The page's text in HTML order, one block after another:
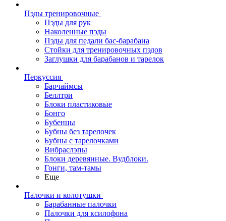
Пэды тренировочные
Пэды для рук
Наколенные пэды
Пэды для педали бас-барабана
Стойки для тренировочных пэдов
Заглушки для барабанов и тарелок
Перкуссия
Барчаймсы
Беллтри
Блоки пластиковые
Бонго
Бубенцы
Бубны без тарелочек
Бубны с тарелочками
Вибраслэпы
Блоки деревянные. Вудблоки.
Гонги, там-тамы
Еще
Палочки и колотушки
Барабанные палочки
Палочки для ксилофона